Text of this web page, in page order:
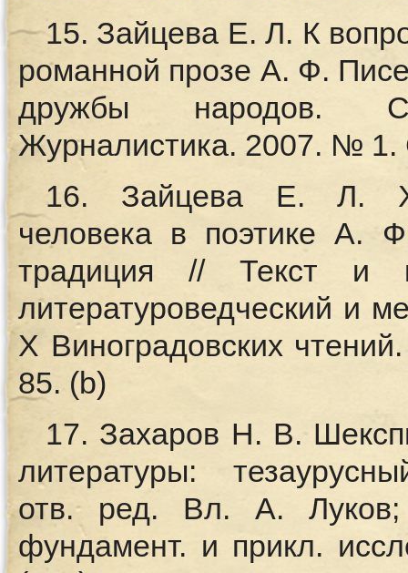
15. Зайцева Е. Л. К
романной прозе А. Ф.
дружбы народов.
Журналистика. 2007. № 1.
16. Зайцева Е. Л.
человека в поэтике А.
традиция // Текст и
литературоведческий и
X Виноградовских
85. (b)
17. Захаров Н. В.
литературы:
отв. ред. Вл. А. Луков;
фундамент. и прикл.